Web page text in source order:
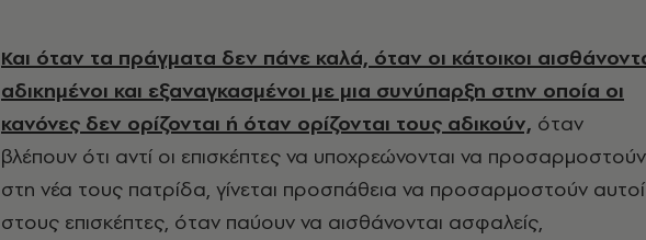
Και όταν τα πράγματα δεν πάνε καλά, όταν οι κάτοικοι
αδικημένοι και εξαναγκασμένοι με μια συνύπαρξη στην οποία οι
κανόνες δεν ορίζονται ή όταν ορίζονται τους αδικούν, όταν
βλέπουν ότι αντί οι επισκέπτες να υποχρεώνονται να προσαρμοστούν
στη νέα τους πατρίδα, γίνεται προσπάθεια να προσαρμοστούν αυτοί
στους επισκέπτες, όταν παύουν να αισθάνονται ασφαλείς,